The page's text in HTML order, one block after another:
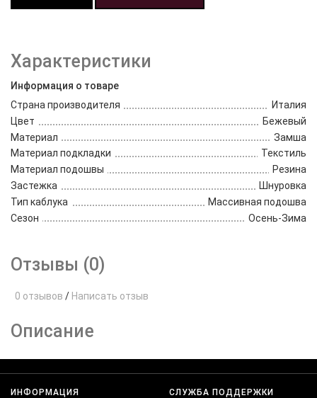
Характеристики
Информация о товаре
Страна производителя
Италия
Цвет
Бежевый
Материал
Замша
Материал подкладки
Текстиль
Материал подошвы
Резина
Застежка
Шнуровка
Тип каблука
Массивная подошва
Сезон
Осень-Зима
Отзывы (0)
0 отзывов / Написать отзыв
Описание
ИНФОРМАЦИЯ СЛУЖБА ПОДДЕРЖКИ